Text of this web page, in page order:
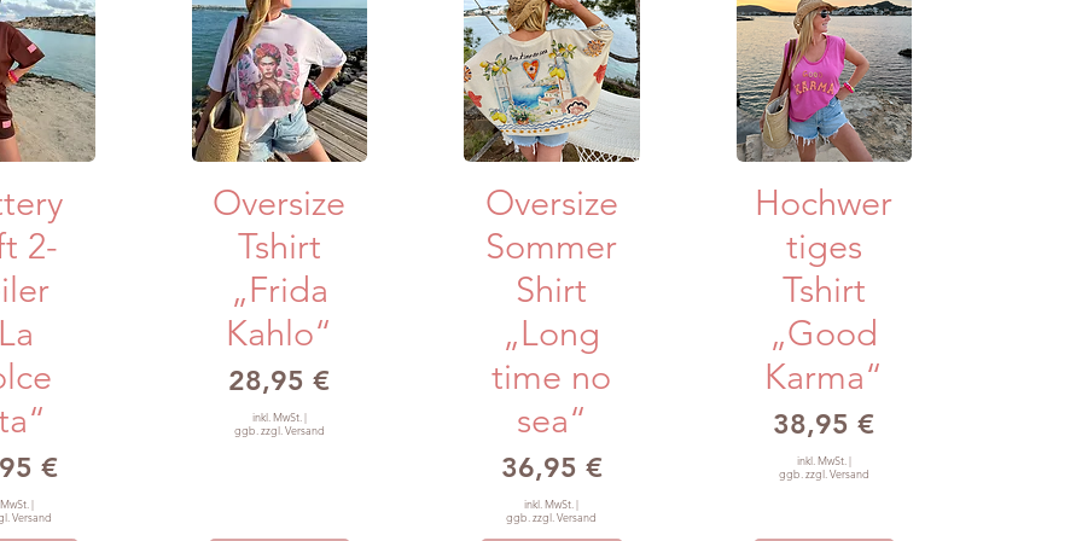
2-
€
|
Versand
Schnellansicht
Oversize
Tshirt
„Frida
Kahlo“
Preis
28,95 €
inkl. MwSt.|
ggb. zzgl. Versand
Schnellansicht
Oversize
Sommer
Shirt
„Long
time no
sea“
Preis
36,95 €
inkl. MwSt.|
ggb. zzgl. Versand
Schnellansicht
Hochwer
tiges
Tshirt
„Good
Karma“
Preis
38,95 €
inkl. MwSt.|
ggb. zzgl. Versand